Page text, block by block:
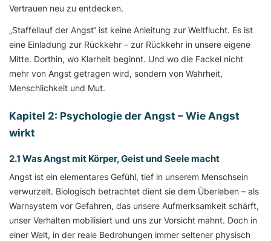
Vertrauen neu zu entdecken.
„Staffellauf der Angst“ ist keine Anleitung zur Weltflucht. Es ist
eine Einladung zur Rückkehr – zur Rückkehr in unsere eigene
Mitte. Dorthin, wo Klarheit beginnt. Und wo die Fackel nicht
mehr von Angst getragen wird, sondern von Wahrheit,
Menschlichkeit und Mut.
Kapitel 2: Psychologie der Angst – Wie Angst
wirkt
2.1 Was Angst mit Körper, Geist und Seele macht
Angst ist ein elementares Gefühl, tief in unserem Menschsein
verwurzelt. Biologisch betrachtet dient sie dem Überleben – als
Warnsystem vor Gefahren, das unsere Aufmerksamkeit schärft,
unser Verhalten mobilisiert und uns zur Vorsicht mahnt. Doch in
einer Welt, in der reale Bedrohungen immer seltener physisch